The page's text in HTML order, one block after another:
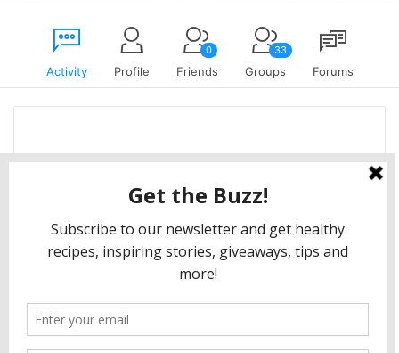
Activity Profile Friends
0
Groups
33
Forums
Egumsaldrcreated the group
RETOUR SUR UNE
ANNEE AU environnant lesLA TOUTE ESPERANCE
years ago
RETOUR SUR UNE ANNEE AU
environnant lesLA TOUTE